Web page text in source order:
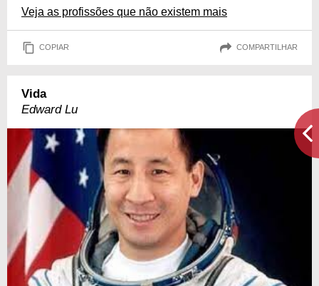
Veja as profissões que não existem mais
COPIAR COMPARTILHAR
Vida
Edward Lu